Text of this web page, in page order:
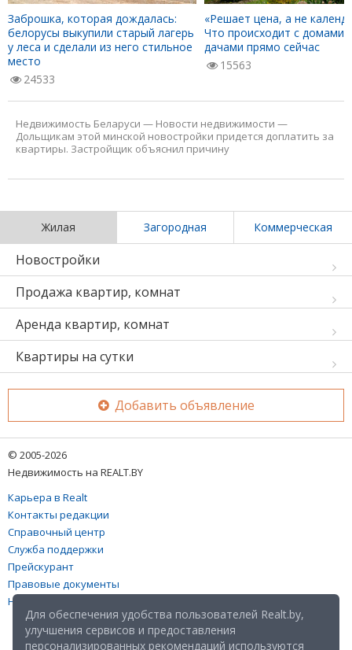
Заброшка, которая дождалась:
белорусы выкупили старый лагерь
у леса и сделали из него стильное
место
24533
«Решает цена, а не
Что происходит с домами
дачами прямо сейчас
15563
Недвижимость Беларуси — Новости недвижимости —
Дольщикам этой минской новостройки придется доплатить за
квартиры. Застройщик объяснил причину
Жилая Загородная Коммерческая
Новостройки
Продажа квартир, комнат
Аренда квартир, комнат
Квартиры на сутки
Добавить объявление
© 2005-2026
Недвижимость на REALT.BY
Карьера в Realt
Контакты редакции
Справочный центр
Служба поддержки
Прейскурант
Правовые документы
Настройка файлов cookies
Для обеспечения удобства пользователей Realt.by,
улучшения сервисов и предоставления
персонализированных рекомендаций используются